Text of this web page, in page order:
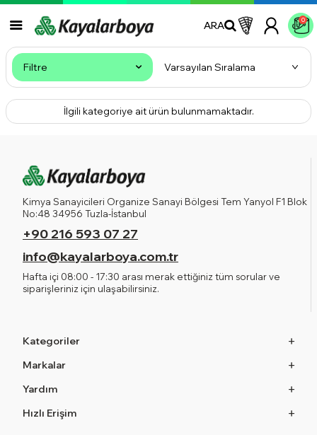
ARA 0
Filtre
İlgili kategoriye ait ürün bulunmamaktadır.
Kimya Sanayicileri Organize Sanayi Bölgesi Tem Yanyol F1 Blok
No:48 34956 Tuzla-İstanbul
+90 216 593 07 27
info@kayalarboya.com.tr
Hafta içi 08:00 - 17:30 arası merak ettiğiniz tüm sorular ve
siparişleriniz için ulaşabilirsiniz.
Kategoriler
Markalar
Yardım
Hızlı Erişim